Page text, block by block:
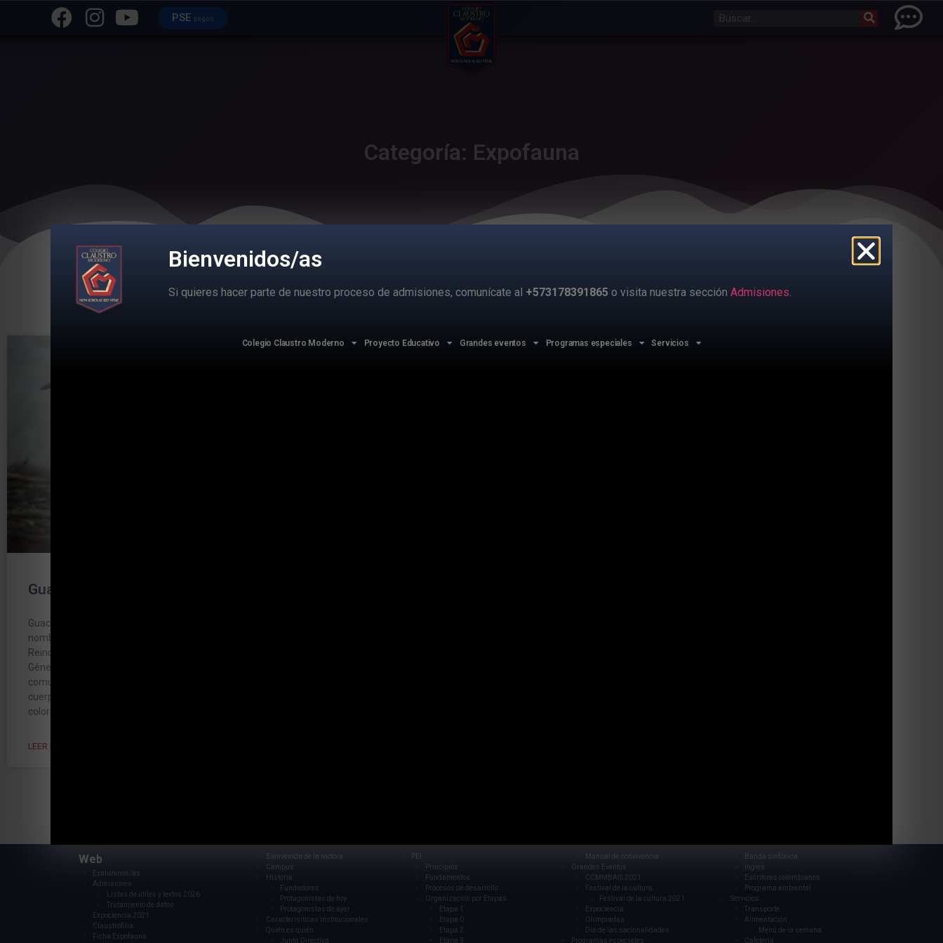
PSE pagos
Categoría: Expofauna
Guaco común
Guaco común Nombre científico Otros
nombres comunes: xxxxxx Taxonomía
Reino: Filum: Clase: Orden: Familia:
Género: Especie: Otros nombre
comunes: Descripción Clase, medidas,
cuerpo (plimaje, pelaje, escamas,
colores,cómo es el macho,
LEER MÁS »
Web
Exalumnos/as
Admisiones
Listas de útiles y textos 2026
Tratamiento de datos
Expociencia 2021
Claustrofilia
Ficha Expofauna
Bienvenida de la rectora
Campus
Historia
Fundadores
Protagonistas de hoy
Protagonistas de ayer
Caracterísiticas institucionales
Quién es quién
Junta Directiva
PEI
Principios
Fundamentos
Procesos de desarrollo
Organización por Etapas
Etapa 1
Etapa 0
Etapa 2
Etapa 3
Manual de convivencia
Grandes Eventos
CCMMBAIS 2021
Festival de la cultura
Festival de la cultura 2021
Expociencia
Olimpiadas
Día de las nacionalidades
Programas especiales
Banda sinfónica
Inglés
Escritores colombianos
Programa ambiental
Servicios
Transporte
Alimentación
Menú de la semana.
Cafetería
Bienvenidos/as
Si quieres hacer parte de nuestro proceso de admisiones, comunícate al +573178391865 o visita nuestra sección Admisiones.
Colegio Claustro Moderno Proyecto Educativo Grandes eventos Programas especiales Servicios